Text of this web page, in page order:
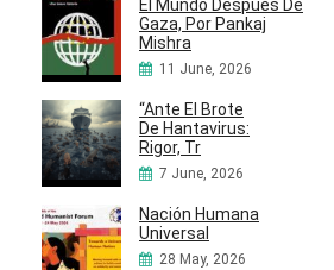
El Mundo Después De
Gaza, Por Pankaj
Mishra
11 June, 2026
“Ante El Brote
De Hantavirus:
Rigor, Tr
7 June, 2026
Nación Humana
Universal
28 May, 2026